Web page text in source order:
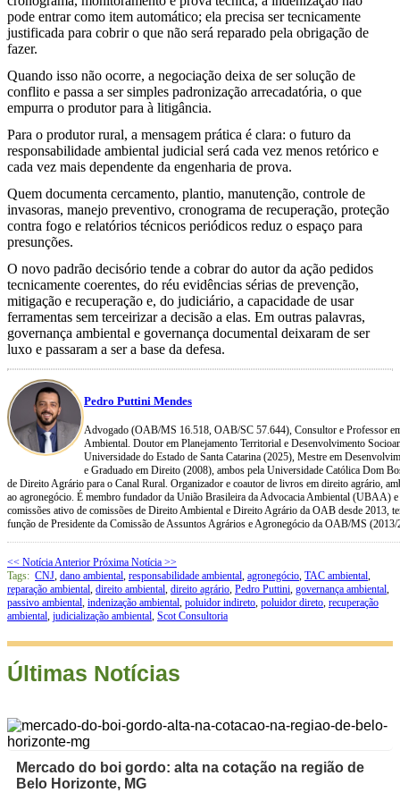
pode entrar como item automático; ela precisa ser tecnicamente
justificada para cobrir o que não será reparado pela obrigação de
fazer.
Quando isso não ocorre, a negociação deixa de ser solução de
conflito e passa a ser simples padronização arrecadatória, o que
empurra o produtor para à litigância.
Para o produtor rural, a mensagem prática é clara: o futuro da
responsabilidade ambiental judicial será cada vez menos retórico e
cada vez mais dependente da engenharia de prova.
Quem documenta cercamento, plantio, manutenção, controle de
invasoras, manejo preventivo, cronograma de recuperação, proteção
contra fogo e relatórios técnicos periódicos reduz o espaço para
presunções.
O novo padrão decisório tende a cobrar do autor da ação pedidos
tecnicamente coerentes, do réu evidências sérias de prevenção,
mitigação e recuperação e, do judiciário, a capacidade de usar
ferramentas sem terceirizar a decisão a elas. Em outras palavras,
governança ambiental e governança documental deixaram de ser
luxo e passaram a ser a base da defesa.
Pedro Puttini Mendes
Advogado (OAB/MS 16.518, OAB/SC 57.644), Consultor e Professor
Ambiental. Doutor em Planejamento Territorial e Desenvolvimento
Universidade do Estado de Santa Catarina (2025), Mestre em
e Graduado em Direito (2008), ambos pela Universidade Católica Dom
de Direito Agrário para o Canal Rural. Organizador e coautor de livros em direito agrário,
ao agronegócio. É membro fundador da União Brasileira da Advocacia Ambiental (UBAA) e
comissões ativo de comissões de Direito Ambiental e Direito Agrário da OAB desde 2013,
função de Presidente da Comissão de Assuntos Agrários e Agronegócio da OAB/MS
<< Notícia Anterior Próxima Notícia >>
Tags: CNJ, dano ambiental, responsabilidade ambiental, agronegócio, TAC ambiental,
reparação ambiental, direito ambiental, direito agrário, Pedro Puttini, governança ambiental,
passivo ambiental, indenização ambiental, poluidor indireto, poluidor direto, recuperação
ambiental, judicialização ambiental, Scot Consultoria
Últimas Notícias
Mercado do boi gordo: alta na cotação na região de
Belo Horizonte, MG